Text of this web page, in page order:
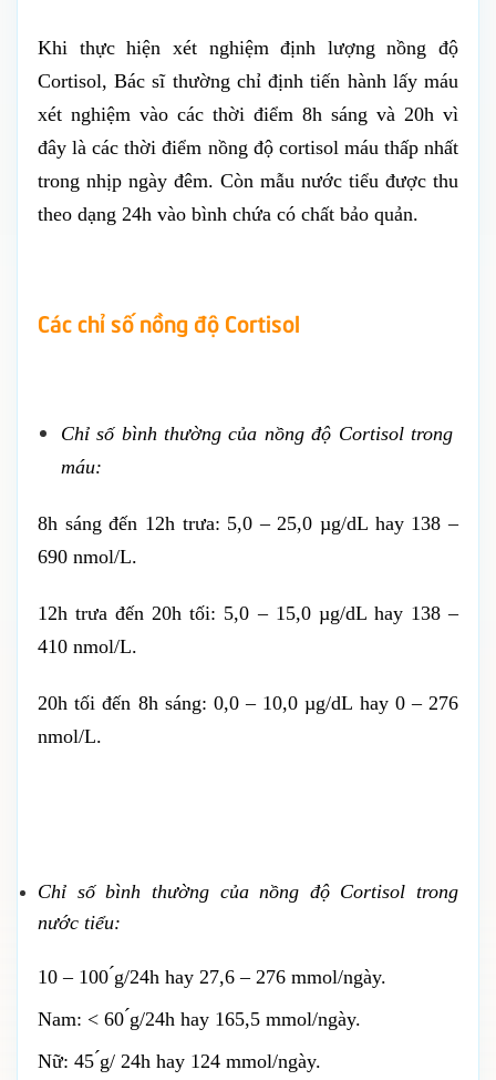
Khi thực hiện xét nghiệm định lượng nồng độ
Cortisol, Bác sĩ thường chỉ định tiến hành lấy máu
xét nghiệm vào các thời điểm 8h sáng và 20h vì
đây là các thời điểm nồng độ cortisol máu thấp nhất
trong nhịp ngày đêm. Còn mẫu nước tiểu được thu
theo dạng 24h vào bình chứa có chất bảo quản.
Các chỉ số nồng độ Cortisol
Chỉ số bình thường của nồng độ Cortisol trong
máu:
8h sáng đến 12h trưa: 5,0 – 25,0 µg/dL hay 138 –
690 nmol/L.
12h trưa đến 20h tối: 5,0 – 15,0 µg/dL hay 138 –
410 nmol/L.
20h tối đến 8h sáng: 0,0 – 10,0 µg/dL hay 0 – 276
nmol/L.
Chỉ số bình thường của nồng độ Cortisol trong
nước tiểu:
10 – 100 ́g/24h hay 27,6 – 276 mmol/ngày.
Nam: < 60 ́g/24h hay 165,5 mmol/ngày.
Nữ: 45 ́g/ 24h hay 124 mmol/ngày.